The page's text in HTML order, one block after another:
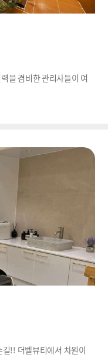
을 겸비한 관리사들이 여
!! 더벨뷰티에서 차원이